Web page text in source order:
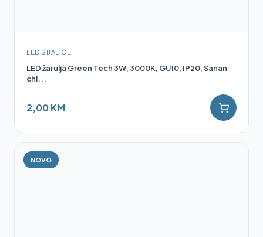
LED SIJALICE
LED žarulja Green Tech 3W, 3000K, GU10, IP20, Sanan
chi...
2,00 KM
NOVO